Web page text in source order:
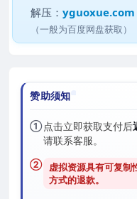
解压：yguoxue.com
（一般为百度网盘获取）
赞助须知
①点击立即获取支付后
请联系客服。
② 虚拟资源具有可复制
方式的退款。